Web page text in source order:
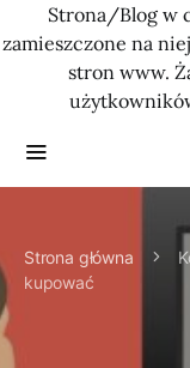
Strona/Blog w
zamieszczone na
stron www.
Strona główna
kupować